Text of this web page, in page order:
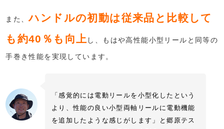
また、ハンドルの初動は従来品と比較して
も約40％も向上 し、もはや高性能小型リールと同等の
手巻き性能を実現しています。
「感覚的には電動リールを小型化したという
より、性能の良い小型両軸リールに電動機能
を追加したような感じがします」と郷原テス